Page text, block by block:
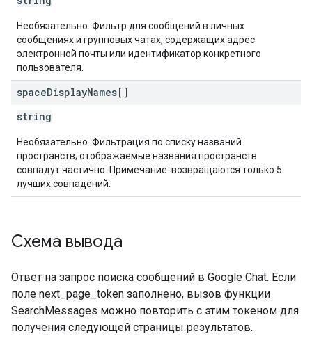
Необязательно. Фильтр для сообщений в личных
сообщениях и групповых чатах, содержащих адрес
электронной почты или идентификатор конкретного
пользователя.
spaceDisplayNames[]
string
Необязательно. Фильтрация по списку названий
пространств; отображаемые названия пространств
совпадут частично. Примечание: возвращаются только 5
лучших совпадений.
Схема вывода
Ответ на запрос поиска сообщений в Google Chat. Если
поле next_page_token заполнено, вызов функции
SearchMessages можно повторить с этим токеном для
получения следующей страницы результатов.